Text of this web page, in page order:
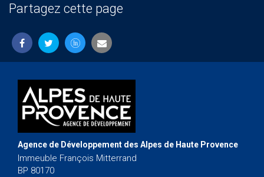
Partagez cette page
Agence de Développement des Alpes de Haute Provence
Immeuble François Mitterrand
BP 80170